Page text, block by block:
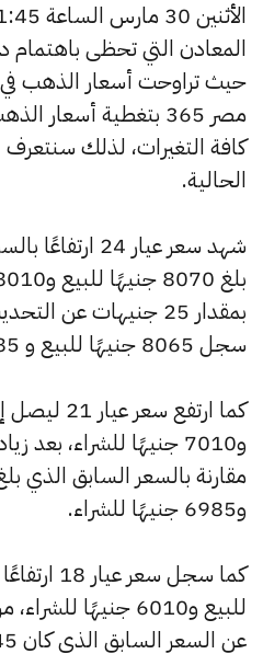
المعادن التي تحظى
حيث تراوحت أسعار الذهب في
مصر 365 بتغطية
كافة التغيرات، لذلك
الحالية.
شهد سعر عيار
بمقدار 25 جنيهات عن
سجل 8065 جنيهًا للبيع و 7985 جنيهًا للشراء.
و6985 جنيهًا للشراء.